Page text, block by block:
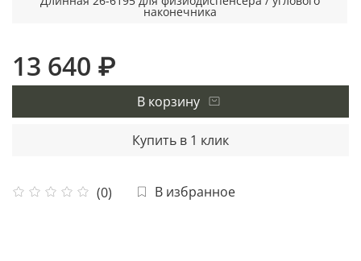
(0) В избранное
наконечника
13 640 ₽
В корзину
Купить в 1 клик